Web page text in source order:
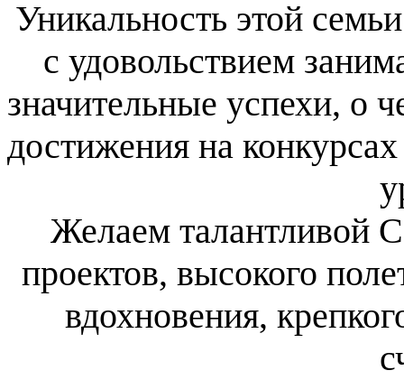
Уникальность этой
с удовольствием
значительные успехи, о
достижения на
Желаем талантливой
проектов, высокого
вдохновения,